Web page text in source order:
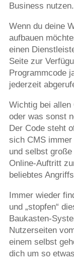
Business nutzen.
Wenn du deine
aufbauen
einen
Seite zur
Programmcode
jederzeit
Wichtig bei
oder was sonst
Der Code steht
sich CMS
und selbst
Online-Auftritt
beliebtes
Immer wieder
und „stopfen“
Baukasten-
Nutzerseiten
einem selbst
dich um so